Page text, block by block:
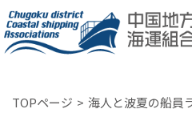
TOPページ
海人と波夏の船員